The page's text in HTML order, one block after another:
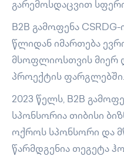
გარემოსდაცვით
B2B გამოფენა
წლიდან იმართება
მსოფლიოსთვის მიერ
პროექტის ფარგლებში.
2023 წელს, B2B
სპონსორია თიბისი
ოქროს სპონსორი და
წარმდგენია თეგეტა